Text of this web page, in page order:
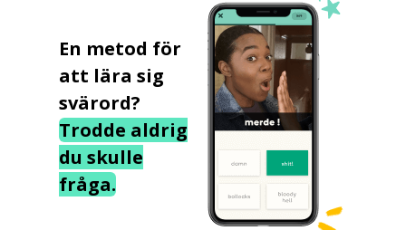
En metod för
att lära sig
svärord?
Trodde aldrig
du skulle
fråga.